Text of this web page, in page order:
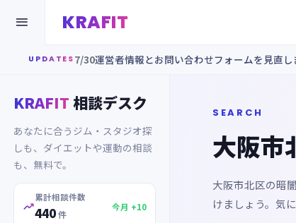
KRAFIT

UPDATES 7/30運営者情報とお問い合わせフォームを見直し
KRAFIT 相談デスク
あなたに合うジム・スタジオ探
しも、ダイエットや運動の相談
も、無料で。

累計相談件数
440件
今月 +10
SEARCH
大阪市
大阪市北区の暗
けましょう。気